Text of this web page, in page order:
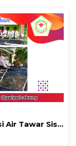
Air Tawar Sis...